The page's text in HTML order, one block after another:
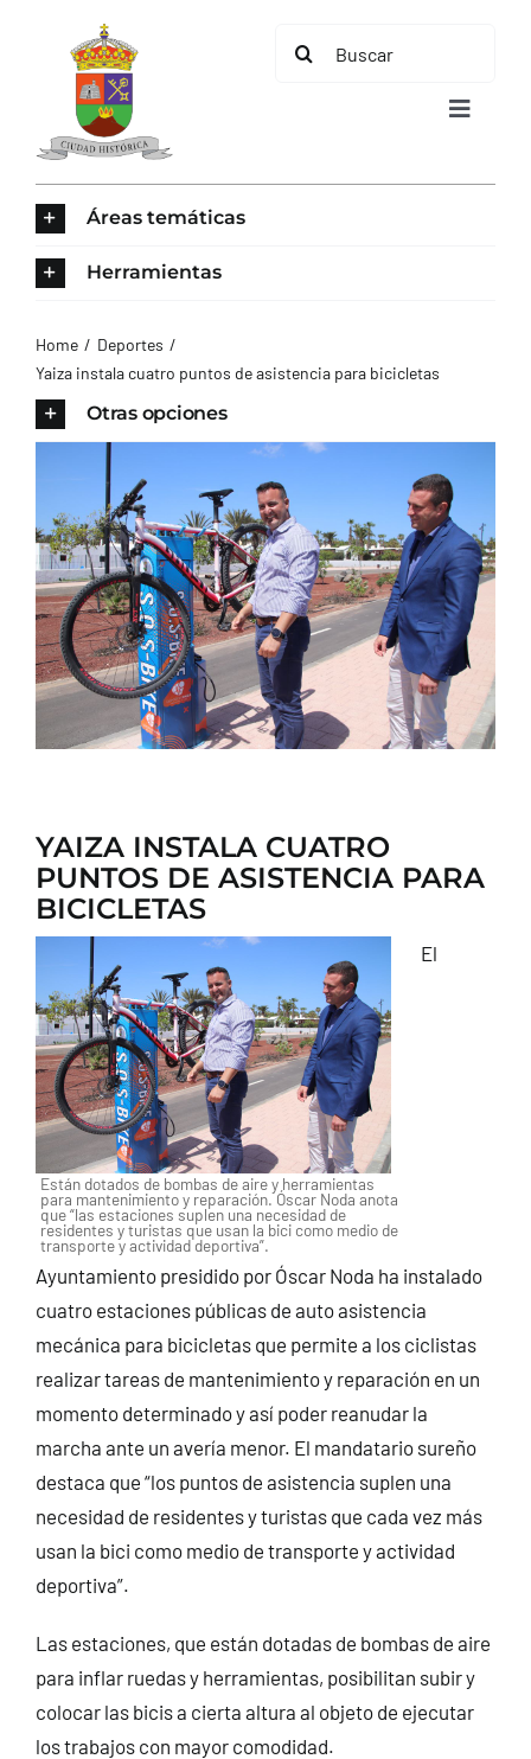
contenido
Buscar:
Toggle
AYUNTAMIENTO
CONTACTO
Áreas temáticas
Herramientas
Home
Deportes
Yaiza instala cuatro puntos de asistencia para bicicletas
Otras opciones
YAIZA INSTALA CUATRO
PUNTOS DE ASISTENCIA PARA
BICICLETAS
Están dotados de bombas de aire y herramientas
para mantenimiento y reparación. Óscar Noda anota
que “las estaciones suplen una necesidad de
residentes y turistas que usan la bici como medio de
transporte y actividad deportiva”.
El
Ayuntamiento presidido por Óscar Noda ha instalado
cuatro estaciones públicas de auto asistencia
mecánica para bicicletas que permite a los ciclistas
realizar tareas de mantenimiento y reparación en un
momento determinado y así poder reanudar la
marcha ante un avería menor. El mandatario sureño
destaca que “los puntos de asistencia suplen una
necesidad de residentes y turistas que cada vez más
usan la bici como medio de transporte y actividad
deportiva”.
Las estaciones, que están dotadas de bombas de aire
para inflar ruedas y herramientas, posibilitan subir y
colocar las bicis a cierta altura al objeto de ejecutar
los trabajos con mayor comodidad.